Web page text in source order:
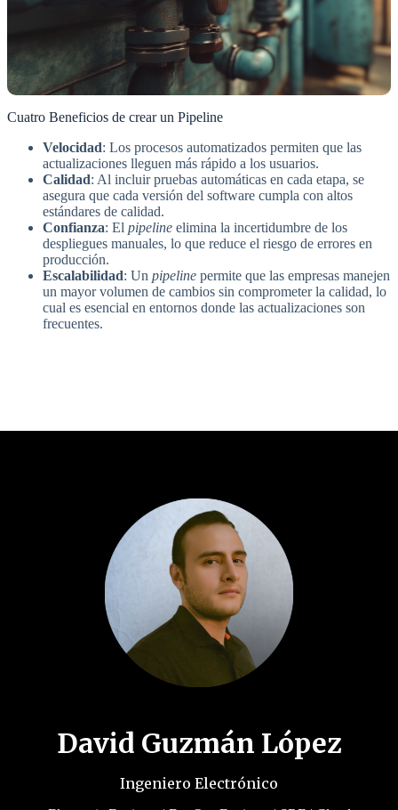
Cuatro Beneficios de crear un Pipeline
Velocidad: Los procesos automatizados permiten que las
actualizaciones lleguen más rápido a los usuarios.
Calidad: Al incluir pruebas automáticas en cada etapa, se
asegura que cada versión del software cumpla con altos
estándares de calidad.
Confianza: El pipeline elimina la incertidumbre de los
despliegues manuales, lo que reduce el riesgo de errores en
producción.
Escalabilidad: Un pipeline permite que las empresas manejen
un mayor volumen de cambios sin comprometer la calidad, lo
cual es esencial en entornos donde las actualizaciones son
frecuentes.
David Guzmán López
Ingeniero Electrónico